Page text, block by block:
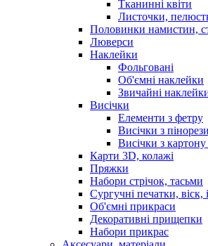
Тканинні квіти
Листочки,
Половинки намистин,
Люверси
Наклейки
Фольговані
Об'ємні наклейки
Звичайні
Висічки
Елементи з фетру
Висічки з
Висічки з
Карти 3D, колажі
Пряжки
Набори стрічок, тасьми
Сургучні печатки, віск,
Об'ємні прикраси
Декоративні прищепки
Набори прикрас